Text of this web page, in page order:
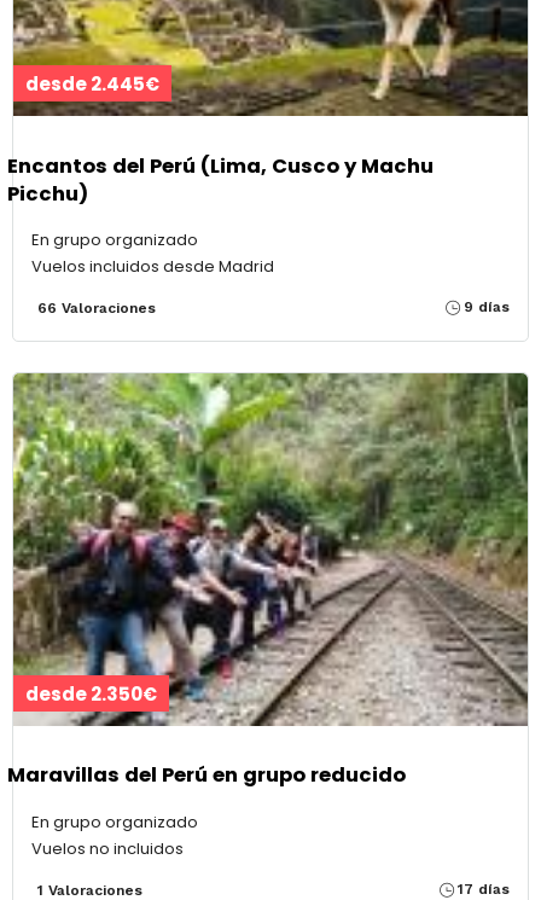
desde 2.445€
Encantos del Perú (Lima, Cusco y Machu
Picchu)
En grupo organizado
Vuelos incluidos desde Madrid
66 Valoraciones 9 días
desde 2.350€
Maravillas del Perú en grupo reducido
En grupo organizado
Vuelos no incluidos
1 Valoraciones 17 días